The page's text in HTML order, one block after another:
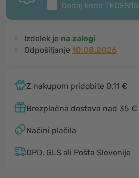
Dodaj kodo TEDEN15
Izdelek je na zalogi
Odpošiljanje 10.08.2026
Z nakupom pridobite 0.11 €
Brezplačna dostava nad 35 €
Načini plačila
DPD, GLS ali Pošta Slovenije